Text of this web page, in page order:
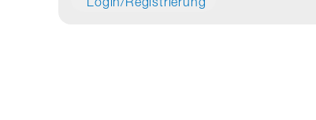
Login/Registrierung